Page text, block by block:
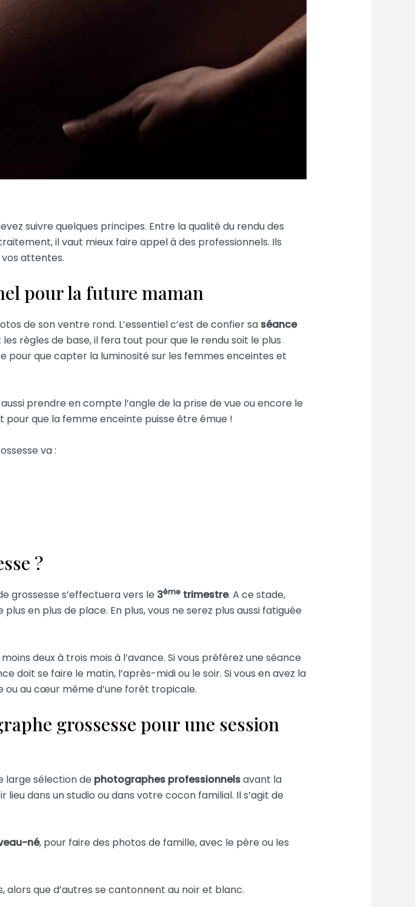
suivre quelques principes. Entre la qualité du rendu des
il vaut mieux faire appel à des professionnels. Ils
attentes.
pour la future maman
de son ventre rond. L’essentiel c’est de confier sa séance
règles de base, il fera tout pour que le rendu soit le plus
pour que capter la luminosité sur les femmes enceintes et
prendre en compte l’angle de la prise de vue ou encore le
que la femme enceinte puisse être émue !
va :
?
grossesse s’effectuera vers le 3èmetrimestre. A ce stade,
en plus de place. En plus, vous ne serez plus aussi fatiguée
deux à trois mois à l’avance. Si vous préférez une séance
doit se faire le matin, l’après-midi ou le soir. Si vous en avez la
ou au cœur même d’une forêt tropicale.
grossesse pour une session
large sélection de photographes professionnelsavant la
lieu dans un studio ou dans votre cocon familial. Il s’agit de
né, pour faire des photos de famille, avec le père ou les
que d’autres se cantonnent au noir et blanc.